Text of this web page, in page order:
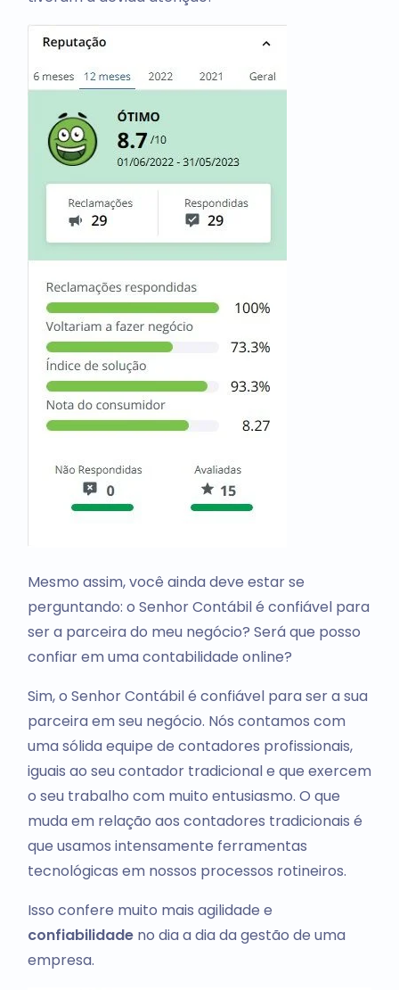
Mesmo assim, você ainda deve estar se
perguntando: o Senhor Contábil é confiável para
ser a parceira do meu negócio? Será que posso
confiar em uma contabilidade online?
Sim, o Senhor Contábil é confiável para ser a sua
parceira em seu negócio. Nós contamos com
uma sólida equipe de contadores profissionais,
iguais ao seu contador tradicional e que exercem
o seu trabalho com muito entusiasmo. O que
muda em relação aos contadores tradicionais é
que usamos intensamente ferramentas
tecnológicas em nossos processos rotineiros.
Isso confere muito mais agilidade e
confiabilidadeno dia a dia da gestão de uma
empresa.